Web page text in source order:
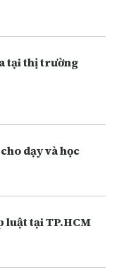
tại thị trường
dạy và học
luật tại TP.HCM